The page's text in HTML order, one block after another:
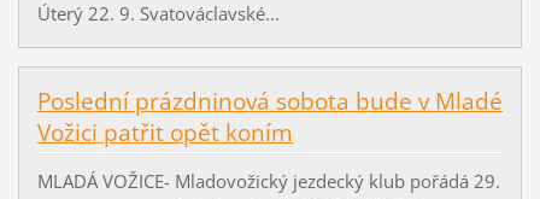
Úterý 22. 9. Svatováclavské...
Poslední prázdninová sobota bude v Mladé
Vožici patřit opět koním
MLADÁ VOŽICE- Mladovožický jezdecký klub pořádá 29.